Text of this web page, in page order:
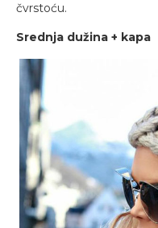
čvrstoću.
Srednja dužina + kapa